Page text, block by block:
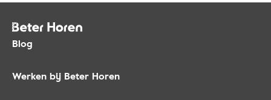
Blog
Werken bij Beter Horen